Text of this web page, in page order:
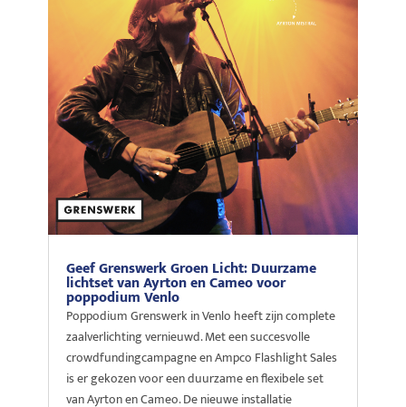
Geef Grenswerk Groen Licht: Duurzame
lichtset van Ayrton en Cameo voor
poppodium Venlo
Poppodium Grenswerk in Venlo heeft zijn complete
zaalverlichting vernieuwd. Met een succesvolle
crowdfundingcampagne en Ampco Flashlight Sales
is er gekozen voor een duurzame en flexibele set
van Ayrton en Cameo. De nieuwe installatie